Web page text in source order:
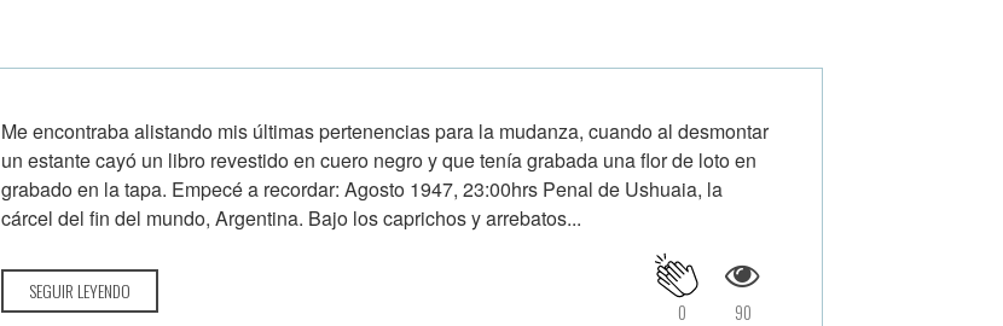
Me encontraba alistando mis últimas pertenencias para la mudanza, cuando al desmontar
un estante cayó un libro revestido en cuero negro y que tenía grabada una flor de loto en
grabado en la tapa. Empecé a recordar: Agosto 1947, 23:00hrs Penal de Ushuaia, la
cárcel del fin del mundo, Argentina. Bajo los caprichos y arrebatos...
SEGUIR LEYENDO
90
0